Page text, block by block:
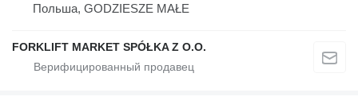
Польша, GODZIESZE MAŁE
FORKLIFT MARKET SPÓŁKA Z O.O.